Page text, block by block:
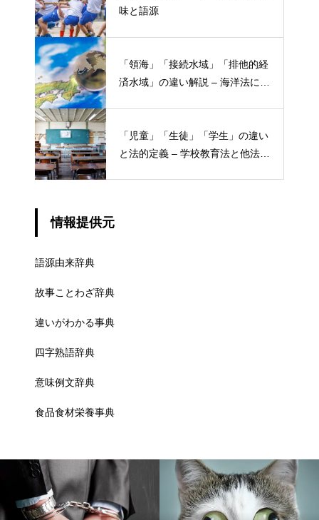
味と語源
「領海」「接続水域」「排他的経
済水域」の違い解説 – 海洋法にお
「児童」「生徒」「学生」の違い
と法的定義 – 学校教育法と他法律
情報提供元
語源由来辞典
故事ことわざ辞典
違いがわかる事典
四字熟語辞典
意味例文辞典
食品食材栄養事典